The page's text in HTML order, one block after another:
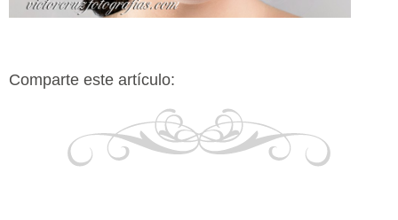
Comparte este artículo: